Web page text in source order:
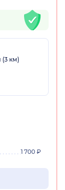
км)
1 700 ₽